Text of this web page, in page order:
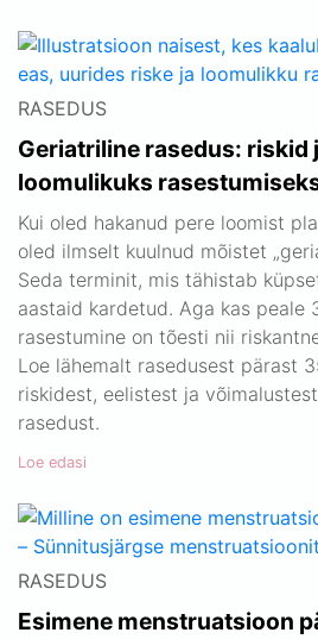
RASEDUS
Geriatriline rasedus: riskid
loomulikuks
Kui oled hakanud pere loomist
oled ilmselt kuulnud mõistet
Seda terminit, mis tähistab
aastaid kardetud. Aga kas peale
rasestumine on tõesti nii
Loe lähemalt rasedusest pärast
riskidest, eelistest ja
rasedust.
Loe edasi
RASEDUS
Esimene menstruatsioon